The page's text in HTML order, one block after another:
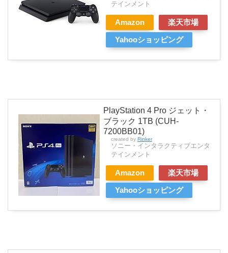
テインメント
Amazon
楽天市場
Yahooショッピング
PlayStation 4 Pro ジェット・
ブラック 1TB (CUH-
7200BB01)
created by Rinker
ソニー・インタラクティブエンタ
テインメント
Amazon
楽天市場
Yahooショッピング